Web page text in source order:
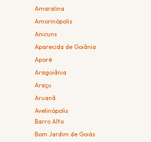
Amaralina
Amorinópolis
Anicuns
Aparecida de Goiânia
Aporé
Aragoiânia
Araçu
Aruanã
Avelinópolis
Barro Alto
Bom Jardim de Goiás